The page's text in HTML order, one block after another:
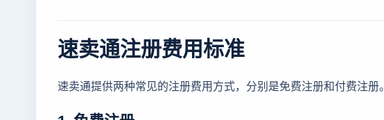
速卖通注册费用标准
速卖通提供两种常见的注册费用方式，分别是免费注册和付费注册。